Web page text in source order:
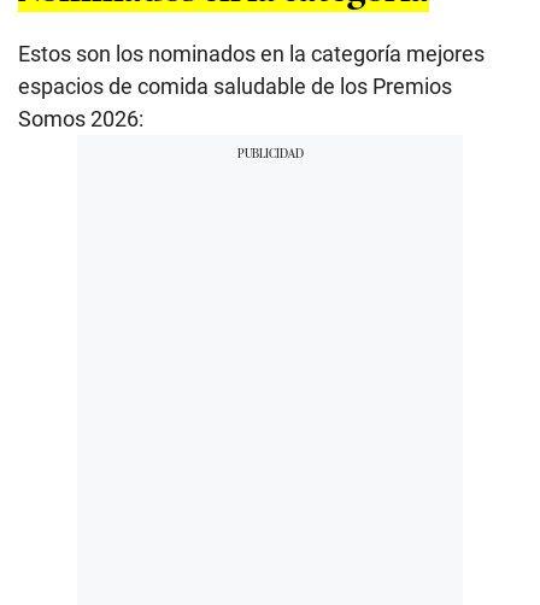
Estos son los nominados en la categoría mejores
espacios de comida saludable de los Premios
Somos 2026: